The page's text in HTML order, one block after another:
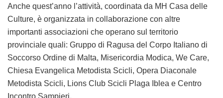
Anche quest’anno l’attività, coordinata da MH Casa delle
Culture, è organizzata in collaborazione con altre
importanti associazioni che operano sul territorio
provinciale quali: Gruppo di Ragusa del Corpo Italiano di
Soccorso Ordine di Malta, Misericordia Modica, We Care,
Chiesa Evangelica Metodista Scicli, Opera Diaconale
Metodista Scicli, Lions Club Scicli Plaga Iblea e Centro
Incontro Sampieri.